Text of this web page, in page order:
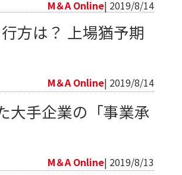
M＆A Online| 2019/8/14
方は？ 上場猶予期
M＆A Online| 2019/8/14
大手企業の「事業承
M＆A Online| 2019/8/13